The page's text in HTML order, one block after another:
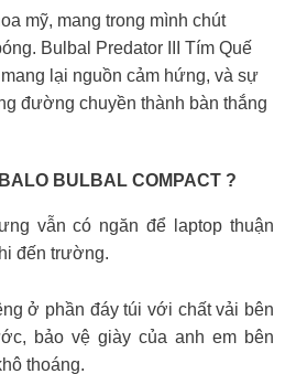
mỹ, mang trong mình chút
Bulbal Predator III Tím Quế
lại nguồn cảm hứng, và sự
đường chuyền thành bàn thắng
BULBAL COMPACT ?
vẫn có ngăn để laptop thuận
đến trường.
ở phần đáy túi với chất vải bên
bảo vệ giày của anh em bên
thoáng.